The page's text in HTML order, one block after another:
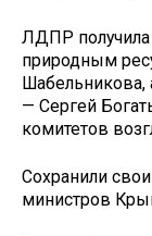
ЛДПР получила
природным
— Сергей
комитетов
Сохранили
министров